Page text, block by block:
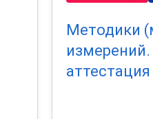
Методики
измерений.
аттестация